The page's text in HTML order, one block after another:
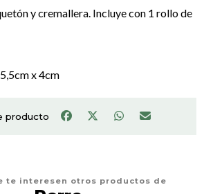
y cremallera. Incluye con 1 rollo de
x 4cm
producto
te interesen otros productos de